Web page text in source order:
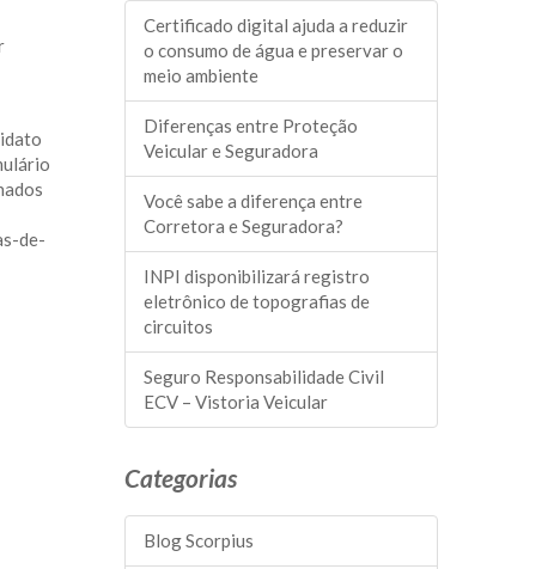
de-
Certificado digital ajuda a reduzir
o consumo de água e preservar o
meio ambiente
Diferenças entre Proteção
Veicular e Seguradora
Você sabe a diferença entre
Corretora e Seguradora?
INPI disponibilizará registro
eletrônico de topografias de
circuitos
Seguro Responsabilidade Civil ​
ECV – Vistoria Veicular
Categorias
Blog Scorpius